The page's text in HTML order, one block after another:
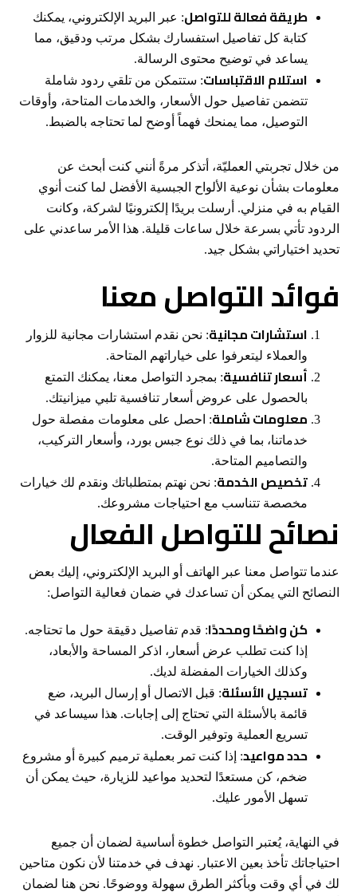
طريقة فعالة للتواصل: عبر البريد الإلكتروني، يمكنك
كتابة كل تفاصيل استفسارك بشكل مرتب ودقيق، مما
يساعد في توضيح محتوى الرسالة.
استلام الاقتباسات: ستتمكن من تلقي ردود شاملة
تتضمن تفاصيل حول الأسعار، والخدمات المتاحة، وأوقات
التوصيل، مما يمنحك فهماً أوضح لما تحتاجه بالضبط.
من خلال تجربتي العمليّة، أتذكر مرةً أنني كنت أبحث عن
معلومات بشأن نوعية الألواح الجبسية الأفضل لما كنت أنوي
القيام به في منزلي. أرسلت بريدًا إلكترونيًا لشركة، وكانت
الردود تأتي بسرعة خلال ساعات قليلة. هذا الأمر ساعدني على
تحديد اختياراتي بشكل جيد.
فوائد التواصل معنا
استشارات مجانية: نحن نقدم استشارات مجانية للزوار
والعملاء ليتعرفوا على خياراتهم المتاحة.
أسعار تنافسية: بمجرد التواصل معنا، يمكنك التمتع
بالحصول على عروض أسعار تنافسية تلبي ميزانيتك.
معلومات شاملة: احصل على معلومات مفصلة حول
خدماتنا، بما في ذلك نوع جبس بورد، وأسعار التركيب،
والتصاميم المتاحة.
تخصيص الخدمة: نحن نهتم بمتطلباتك ونقدم لك خيارات
مخصصة تتناسب مع احتياجات مشروعك.
نصائح للتواصل الفعال
عندما تتواصل معنا عبر الهاتف أو البريد الإلكتروني، إليك بعض
النصائح التي يمكن أن تساعدك في ضمان فعالية التواصل:
كن واضحًا ومحددًا: قدم تفاصيل دقيقة حول ما تحتاجه.
إذا كنت تطلب عرض أسعار، اذكر المساحة والأبعاد،
وكذلك الخيارات المفضلة لديك.
تسجيل الأسئلة: قبل الاتصال أو إرسال البريد، ضع
قائمة بالأسئلة التي تحتاج إلى إجابات. هذا سيساعد في
تسريع العملية وتوفير الوقت.
حدد مواعيد: إذا كنت تمر بعملية ترميم كبيرة أو مشروع
ضخم، كن مستعدًا لتحديد مواعيد للزيارة، حيث يمكن أن
تسهل الأمور عليك.
في النهاية، يُعتبر التواصل خطوة أساسية لضمان أن جميع
احتياجاتك تأخذ بعين الاعتبار. نهدف في خدمتنا لأن نكون متاحين
لك في أي وقت وبأكثر الطرق سهولة ووضوحًا. نحن هنا لضمان